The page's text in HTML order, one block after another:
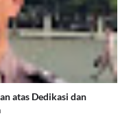
atas Dedikasi dan